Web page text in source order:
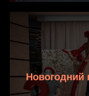
Новогодний